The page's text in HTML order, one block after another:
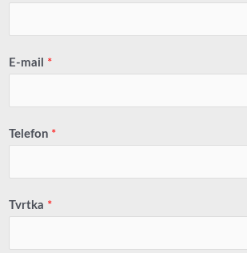
E-mail *
Telefon *
Tvrtka *